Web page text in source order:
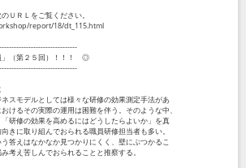
ＲＬをご覧ください。
report/18/dt_115.html
（第２５回）！！！ ◎
モデルとしては様々な研修の効果測定手法があ
るその実際の運用は困難を伴う。そのような中、
修の効果を高めるにはどうしたらよいか」を真
に取り組んでおられる職員研修担当者も多い。
えはなかなか見つかりにくく、壁にぶつかるこ
え苦しんでおられることと推察する。